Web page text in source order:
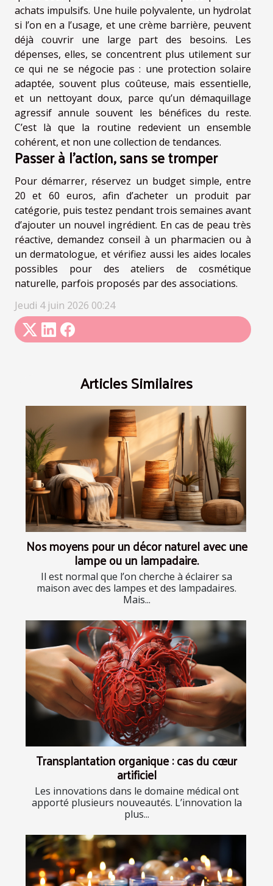
achats impulsifs. Une huile polyvalente, un hydrolat
si l’on en a l’usage, et une crème barrière, peuvent
déjà couvrir une large part des besoins. Les
dépenses, elles, se concentrent plus utilement sur
ce qui ne se négocie pas : une protection solaire
adaptée, souvent plus coûteuse, mais essentielle,
et un nettoyant doux, parce qu’un démaquillage
agressif annule souvent les bénéfices du reste.
C’est là que la routine redevient un ensemble
cohérent, et non une collection de tendances.
Passer à l’action, sans se tromper
Pour démarrer, réservez un budget simple, entre
20 et 60 euros, afin d’acheter un produit par
catégorie, puis testez pendant trois semaines avant
d’ajouter un nouvel ingrédient. En cas de peau très
réactive, demandez conseil à un pharmacien ou à
un dermatologue, et vérifiez aussi les aides locales
possibles pour des ateliers de cosmétique
naturelle, parfois proposés par des associations.
Jeudi 4 juin 2026 00:24
Articles Similaires
Nos moyens pour un décor naturel avec une
lampe ou un lampadaire.
Il est normal que l’on cherche à éclairer sa
maison avec des lampes et des lampadaires.
Mais...
Transplantation organique : cas du cœur
artificiel
Les innovations dans le domaine médical ont
apporté plusieurs nouveautés. L’innovation la
plus...